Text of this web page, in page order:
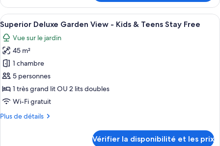
-
Kids
&
Teens
Stay
Free
le
type
de
chambre
Superior
Family
Deluxe
Kids
&
Teens
Stay
Afficher
toutes
les
photos
pour
ce
type
de
chambre :
Superior
Une chambre d’hôtel avec deux
9
Superior Deluxe Garden View - Kids & Teens Stay Free
Vue sur le jardin
45 m²
1 chambre
5 personnes
1 très grand lit OU 2 lits doubles
Wi-Fi gratuit
Plus de détails
Plus
Vérifier la disponibilité et les prix